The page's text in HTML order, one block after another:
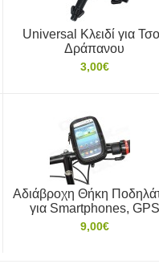
Universal Κλειδί για
Δράπανου
3,00€
Αδιάβροχη Θήκη
για Smartphones, GPS
9,00€